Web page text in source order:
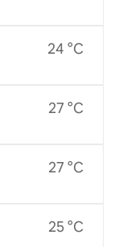
24 °C
27 °C
27 °C
25 °C